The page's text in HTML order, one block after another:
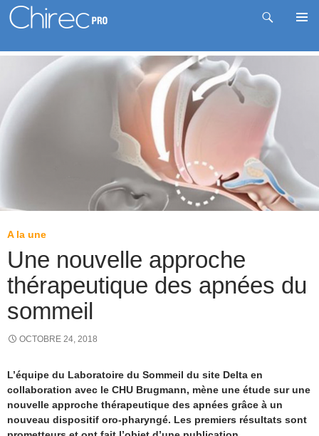
Recherche
contenu
A la une
Une nouvelle approche
thérapeutique des apnées du
sommeil
OCTOBRE 24, 2018
L’équipe du Laboratoire du Sommeil du site Delta en
collaboration avec le CHU Brugmann, mène une étude sur une
nouvelle approche thérapeutique des apnées grâce à un
nouveau dispositif oro-pharyngé. Les premiers résultats sont